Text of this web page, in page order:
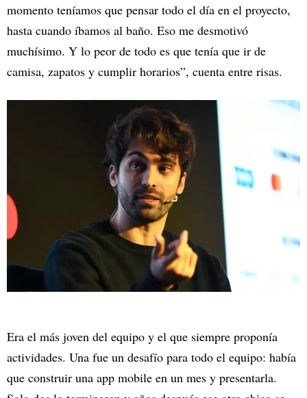
momento teníamos que pensar todo el día en el proyecto,
hasta cuando íbamos al baño. Eso me desmotivó
muchísimo. Y lo peor de todo es que tenía que ir de
camisa, zapatos y cumplir horarios”, cuenta entre risas.
Era el más joven del equipo y el que siempre proponía
actividades. Una fue un desafío para todo el equipo: había
que construir una app mobile en un mes y presentarla.